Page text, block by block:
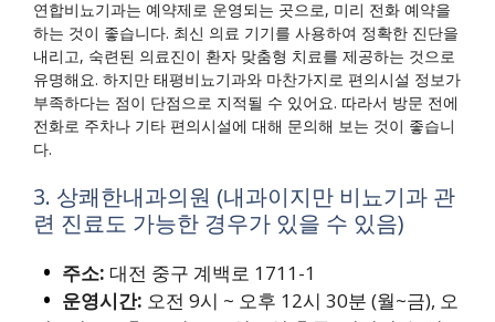
연합비뇨기과는 예약제로 운영되는 곳으로, 미리 전화 예약을
하는 것이 좋습니다. 최신 의료 기기를 사용하여 정확한 진단을
내리고, 숙련된 의료진이 환자 맞춤형 치료를 제공하는 것으로
유명해요. 하지만 태평비뇨기과와 마찬가지로 편의시설 정보가
부족하다는 점이 단점으로 지적될 수 있어요. 따라서 방문 전에
전화로 주차나 기타 편의시설에 대해 문의해 보는 것이 좋습니
다.
3. 상쾌한내과의원 (내과이지만 비뇨기과 관
련 진료도 가능한 경우가 있을 수 있음)
주소: 대전 중구 계백로 1711-1
운영시간: 오전 9시 ~ 오후 12시 30분 (월~금), 오